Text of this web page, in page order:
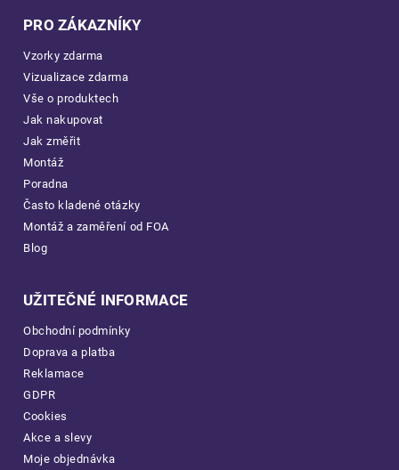
PRO ZÁKAZNÍKY
Vzorky zdarma
Vizualizace zdarma
Vše o produktech
Jak nakupovat
Jak změřit
Montáž
Poradna
Často kladené otázky
Montáž a zaměření od FOA
Blog
UŽITEČNÉ INFORMACE
Obchodní podmínky
Doprava a platba
Reklamace
GDPR
Cookies
Akce a slevy
Moje objednávka